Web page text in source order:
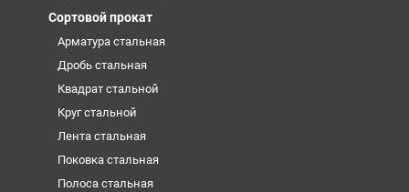
Сортовой прокат
Арматура стальная
Дробь стальная
Квадрат стальной
Круг стальной
Лента стальная
Поковка стальная
Полоса стальная